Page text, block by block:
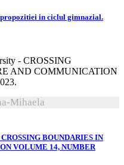
in ciclul gimnazial.
Mihaela
BOUNDARIES IN
VOLUME 14, NUMBER